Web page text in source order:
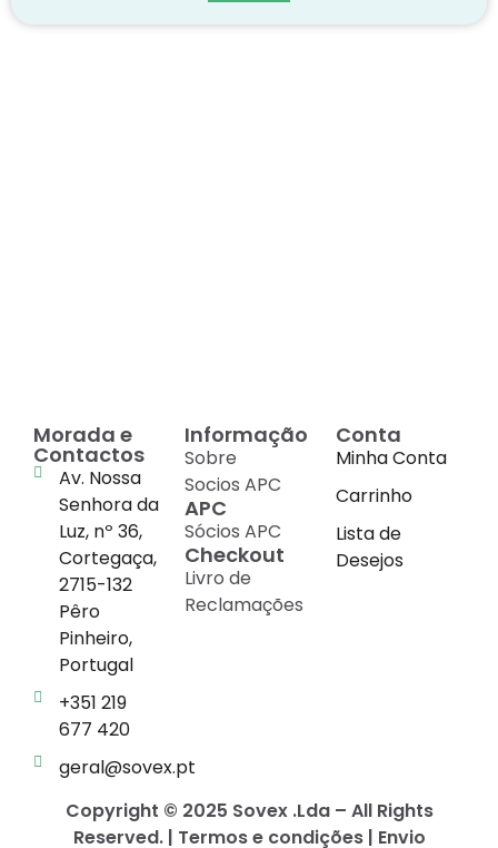
Morada e
Contactos
Av. Nossa
Senhora da
Luz, nº 36,
Cortegaça,
2715-132
Pêro
Pinheiro,
Portugal
+351 219
677 420
geral@sovex.pt
Informação
Sobre
Socios APC
APC
Sócios APC
Checkout
Livro de
Reclamações
Conta
Minha Conta
Carrinho
Lista de
Desejos
Copyright © 2025 Sovex .Lda – All Rights
Reserved. | Termos e condições | Envio